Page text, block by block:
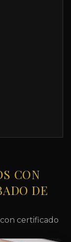
CON
DE
certificado